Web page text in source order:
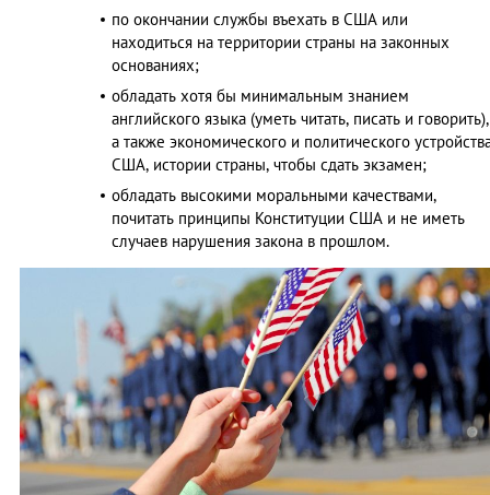
по окончании службы въехать в США или
находиться на территории страны на законных
основаниях;
обладать хотя бы минимальным знанием
английского языка (уметь читать, писать и говорить),
а также экономического и политического
США, истории страны, чтобы сдать экзамен;
обладать высокими моральными качествами,
почитать принципы Конституции США и не иметь
случаев нарушения закона в прошлом.